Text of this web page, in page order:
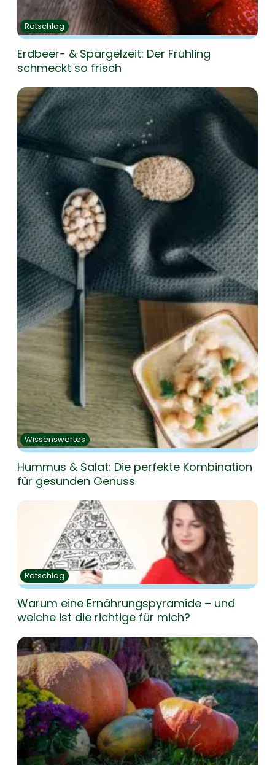
Ratschlag
Erdbeer- & Spargelzeit: Der Frühling
schmeckt so frisch
Wissenswertes
Hummus & Salat: Die perfekte Kombination
für gesunden Genuss
Ratschlag
Warum eine Ernährungspyramide – und
welche ist die richtige für mich?